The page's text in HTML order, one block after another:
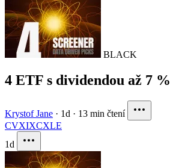
BLACK
4 ETF s dividendou až 7 %
Krystof Jane · 1d · 13 min čtení
CVXIXCXLE
1d